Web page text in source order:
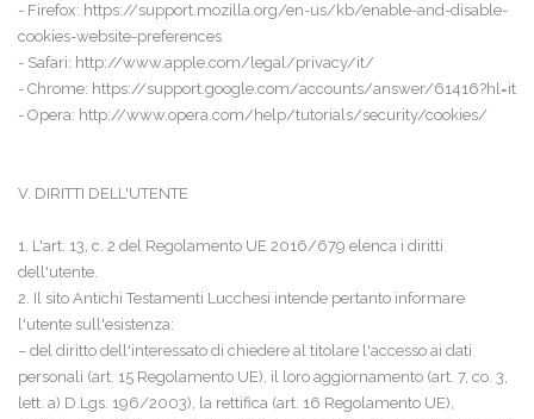
- Firefox: https://support.mozilla.org/en-us/kb/enable-and-disable-
cookies-website-preferences
- Safari: http://www.apple.com/legal/privacy/it/
- Chrome: https://support.google.com/accounts/answer/61416?hl=it
- Opera: http://www.opera.com/help/tutorials/security/cookies/
V. DIRITTI DELL'UTENTE
1. L'art. 13, c. 2 del Regolamento UE 2016/679 elenca i diritti
dell'utente.
2. Il sito Antichi Testamenti Lucchesi intende pertanto informare
l'utente sull'esistenza:
– del diritto dell'interessato di chiedere al titolare l'accesso ai dati
personali (art. 15 Regolamento UE), il loro aggiornamento (art. 7, co. 3,
lett. a) D.Lgs. 196/2003), la rettifica (art. 16 Regolamento UE),